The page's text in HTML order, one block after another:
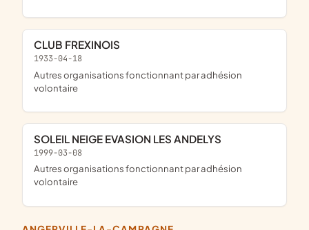
CLUB FREXINOIS
1933-04-18
Autres organisations fonctionnant par adhésion
volontaire
SOLEIL NEIGE EVASION LES ANDELYS
1999-03-08
Autres organisations fonctionnant par adhésion
volontaire